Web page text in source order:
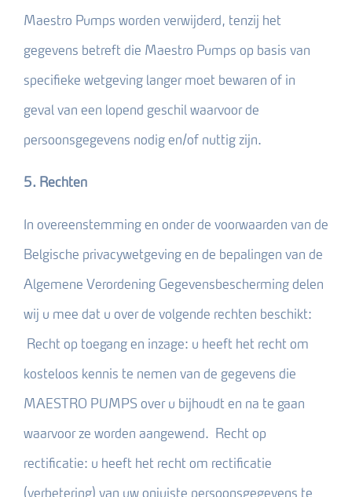
Maestro Pumps worden verwijderd, tenzij het
gegevens betreft die Maestro Pumps op basis van
specifieke wetgeving langer moet bewaren of in
geval van een lopend geschil waarvoor de
persoonsgegevens nodig en/of nuttig zijn.
5. Rechten
In overeenstemming en onder de voorwaarden van de
Belgische privacywetgeving en de bepalingen van de
Algemene Verordening Gegevensbescherming delen
wij u mee dat u over de volgende rechten beschikt:
Recht op toegang en inzage: u heeft het recht om
kosteloos kennis te nemen van de gegevens die
MAESTRO PUMPS over u bijhoudt en na te gaan
waarvoor ze worden aangewend. Recht op
rectificatie: u heeft het recht om rectificatie
(verbetering) van uw onjuiste persoonsgegevens te